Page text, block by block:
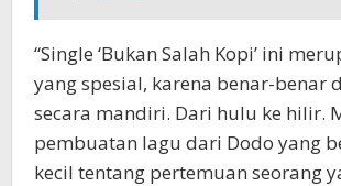
“Single ‘Bukan Salah Kopi’ ini
yang spesial, karena benar-benar
secara mandiri. Dari hulu ke hilir.
pembuatan lagu dari Dodo yang
kecil tentang pertemuan seorang